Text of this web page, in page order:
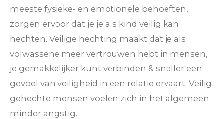
meeste fysieke- en emotionele behoeften,
zorgen ervoor dat je je als kind veilig kan
hechten. Veilige hechting maakt dat je als
volwassene meer vertrouwen hebt in mensen,
je gemakkelijker kunt verbinden & sneller een
gevoel van veiligheid in een relatie ervaart. Veilig
gehechte mensen voelen zich in het algemeen
minder angstig.